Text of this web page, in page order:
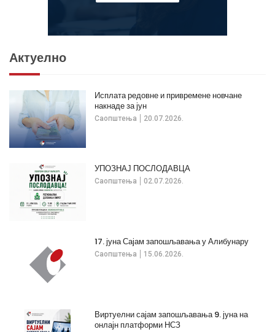
Актуелно
Саопштења 20.07.2026.
Исплата редовне и привремене новчане
накнаде за јун
Саопштења 02.07.2026.
УПОЗНАЈ ПОСЛОДАВЦА
Саопштења 15.06.2026.
17. јуна Сајам запошљавања у Алибунару
Виртуелни сајам запошљавања 9. јуна на
онлајн платформи НСЗ